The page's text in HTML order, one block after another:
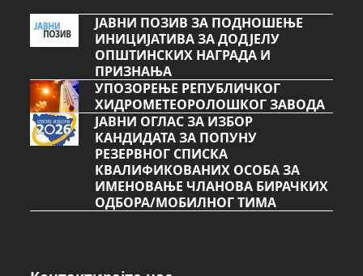
ЈАВНИ ПОЗИВ ЗА ПОДНОШЕЊЕ
ИНИЦИЈАТИВА ЗА ДОДЈЕЛУ
ОПШТИНСКИХ НАГРАДА И
ПРИЗНАЊА
УПОЗОРЕЊЕ РЕПУБЛИЧКОГ
ХИДРОМЕТЕОРОЛОШКОГ ЗАВОДА
ЈАВНИ ОГЛАС ЗА ИЗБОР
КАНДИДАТА ЗА ПОПУНУ
РЕЗЕРВНОГ СПИСКА
КВАЛИФИКОВАНИХ ОСОБА ЗА
ИМЕНОВАЊЕ ЧЛАНОВА БИРАЧКИХ
ОДБОРА/МОБИЛНОГ ТИМА